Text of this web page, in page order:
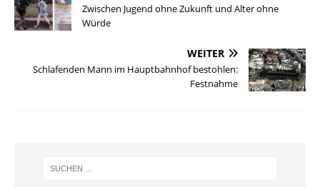
Zwischen Jugend ohne Zukunft und Alter ohne
Würde
WEITER
Schlafenden Mann im Hauptbahnhof bestohlen:
Festnahme